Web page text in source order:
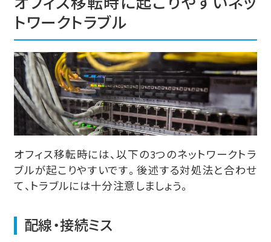
トワークトラブル
オフィス移転時には、以下の3つのネットワークトラ
ブルが起こりやすいです。後述する対処法と合わせ
て、トラブルには十分注意しましょう。
配線・接続ミス